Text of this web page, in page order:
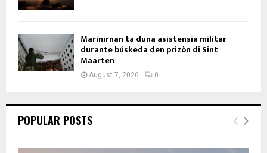
Marinirnan ta duna asistensia militar
durante búskeda den prizòn di Sint
Maarten
August 7, 2026 0
POPULAR POSTS